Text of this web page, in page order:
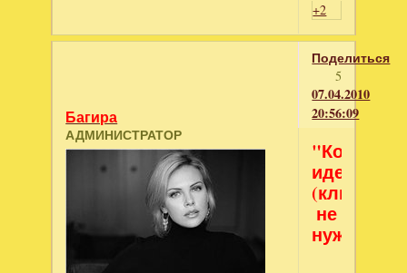
+2
Поделиться
5
07.04.2010
20:56:09
Багира
АДМИНИСТРАТОР
"Копилка
идей"
(ключ
не
нужен)